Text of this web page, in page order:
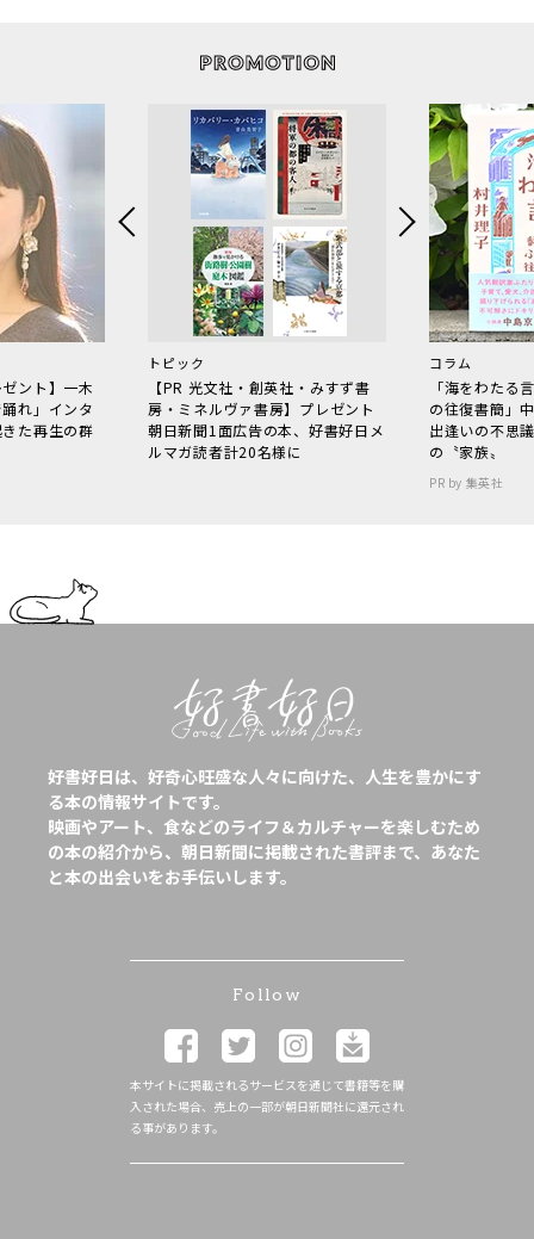
ント】一木
れ」インタ
た再生の群
トピック
【PR 光文社・創英社・みすず書
房・ミネルヴァ書房】プレゼント
朝日新聞1面広告の本、好書好日メ
ルマガ読者計20名様に
コラム
「海をわた
の往復書簡」
出逢いの不思
の〝家族〟
PR by 集英社
好書好日は、好奇心旺盛な人々に向けた、人生を豊かにす
る本の情報サイトです。
映画やアート、食などのライフ＆カルチャーを楽しむため
の本の紹介から、朝日新聞に掲載された書評まで、あなた
と本の出会いをお手伝いします。
Follow
本サイトに掲載されるサービスを通じて書籍等を購
入された場合、売上の一部が朝日新聞社に還元され
る事があります。